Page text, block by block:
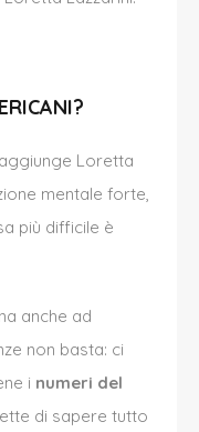
Loretta
mentale forte,
più difficile è
anche ad
non basta: ci
i numeri del
di sapere tutto